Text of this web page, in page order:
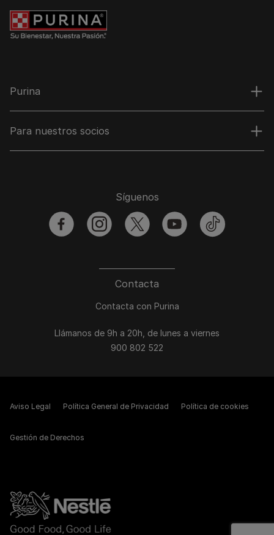
Purina
Para nuestros socios
Contacta
Contacta con Purina
Llámanos de 9h a 20h, de lunes a viernes
900 802 522
Síguenos
facebookinstagramtwitter youtubetiktok
Aviso Legal Política General de Privacidad Política de cookies
Gestión de Derechos